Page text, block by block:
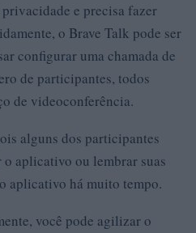
e precisa fazer
o Brave Talk pode ser
configurar uma chamada de
de participantes, todos
de videoconferência.
alguns dos participantes
aplicativo ou lembrar suas
aplicativo há muito tempo.
você pode agilizar o